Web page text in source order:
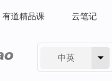
有道精品课 云笔记
中英